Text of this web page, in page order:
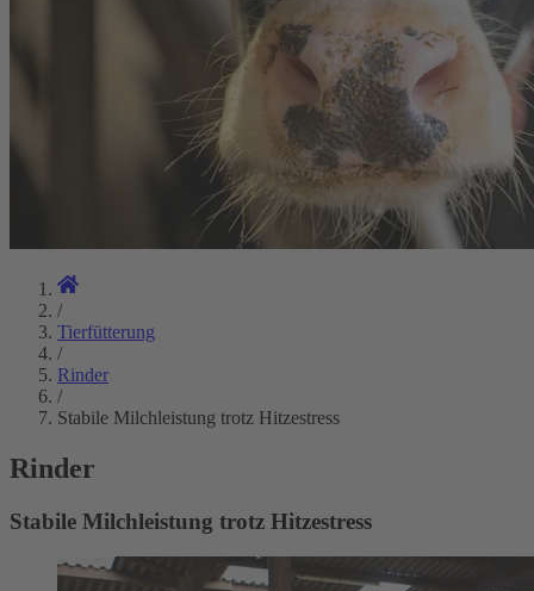
/
Tierfütterung
/
Rinder
/
Stabile Milchleistung trotz Hitzestress
Rinder
Stabile Milchleistung trotz Hitzestress